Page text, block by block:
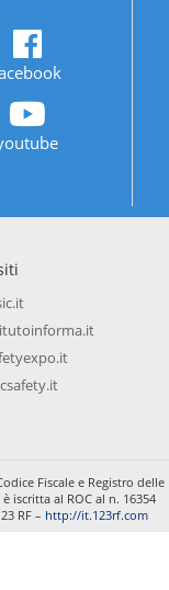
Fiscale e Registro
è iscritta al ROC al n. 16354
RF – http://it.123rf.com